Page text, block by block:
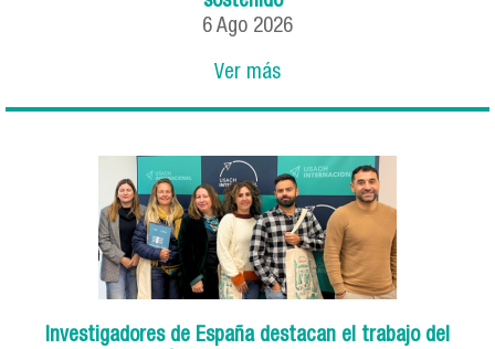
6 Ago 2026
Ver más
Investigadores de España destacan el trabajo del